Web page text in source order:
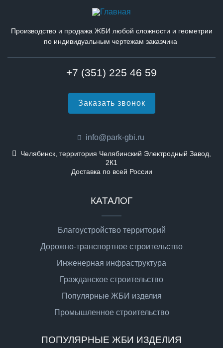
Производство и продажа ЖБИ любой сложности и геометрии
по индивидуальным чертежам заказчика
+7 (351) 225 46 59
Заказать звонок
info@park-gbi.ru
Челябинск, территория Челябинский Электродный Завод,
2К1
Доставка по всей России
КАТАЛОГ
Благоустройство территорий
Дорожно-транспортное строительство
Инженерная инфраструктура
Гражданское строительство
Популярные ЖБИ изделия
Промышленное строительство
ПОПУЛЯРНЫЕ ЖБИ ИЗДЕЛИЯ